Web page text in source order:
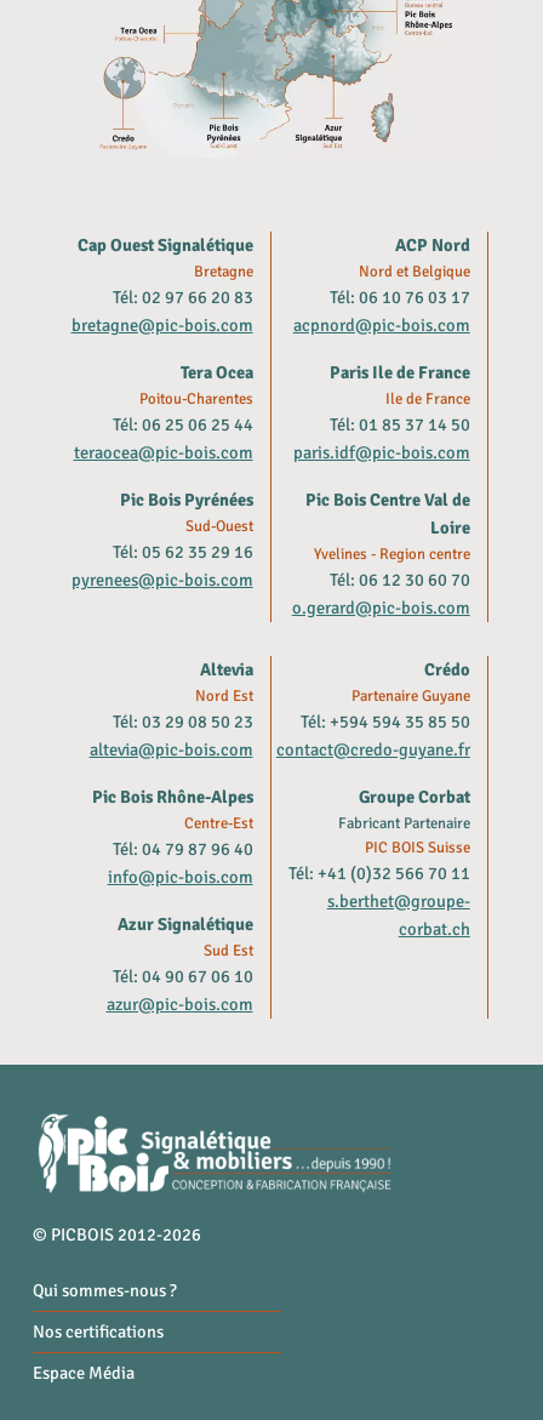
Cap Ouest Signalétique
Bretagne
Tél: 02 97 66 20 83
bretagne@pic-bois.com
Tera Ocea
Poitou-Charentes
Tél: 06 25 06 25 44
teraocea@pic-bois.com
Pic Bois Pyrénées
Sud-Ouest
Tél: 05 62 35 29 16
pyrenees@pic-bois.com
ACP Nord
Nord et Belgique
Tél: 06 10 76 03 17
acpnord@pic-bois.com
Paris Ile de France
Ile de France
Tél: 01 85 37 14 50
paris.idf@pic-bois.com
Pic Bois Centre Val de
Loire
Yvelines - Region centre
Tél: 06 12 30 60 70
o.gerard@pic-bois.com
Altevia
Nord Est
Tél: 03 29 08 50 23
altevia@pic-bois.com
Pic Bois Rhône-Alpes
Centre-Est
Tél: 04 79 87 96 40
info@pic-bois.com
Azur Signalétique
Sud Est
Tél: 04 90 67 06 10
azur@pic-bois.com
Crédo
Partenaire Guyane
Tél: +594 594 35 85 50
contact@credo-guyane.fr
Groupe Corbat
Fabricant Partenaire
PIC BOIS Suisse
Tél: +41 (0)32 566 70 11
s.berthet@groupe-
corbat.ch
© PICBOIS 2012-2026
Qui sommes-nous ?
Nos certifications
Espace Média